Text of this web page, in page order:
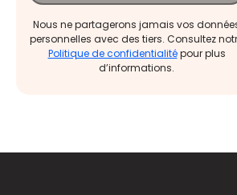
Nous ne partagerons jamais vos
personnelles avec des tiers. Consultez
Politique de confidentialitépour plus
d’informations.